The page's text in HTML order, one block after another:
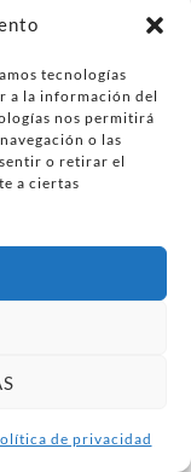
tecnologías
a la información del
nos permitirá
o las
o retirar el
a ciertas
de privacidad